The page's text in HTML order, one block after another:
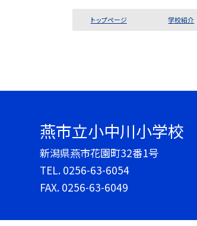
トップページ 学校紹介
燕市立小中川小学校
新潟県燕市花園町32番1号
TEL. 0256-63-6054
FAX. 0256-63-6049